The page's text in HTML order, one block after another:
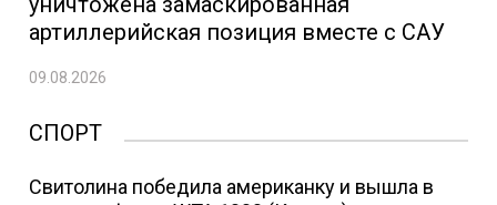
артиллерийская позиция вместе с САУ
09.08.2026
СПОРТ
Свитолина победила американку и вышла в